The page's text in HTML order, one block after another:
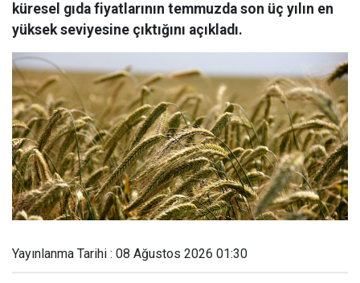
küresel gıda fiyatlarının temmuzda son üç yılın en
yüksek seviyesine çıktığını açıkladı.
Yayınlanma Tarihi : 08 Ağustos 2026 01:30